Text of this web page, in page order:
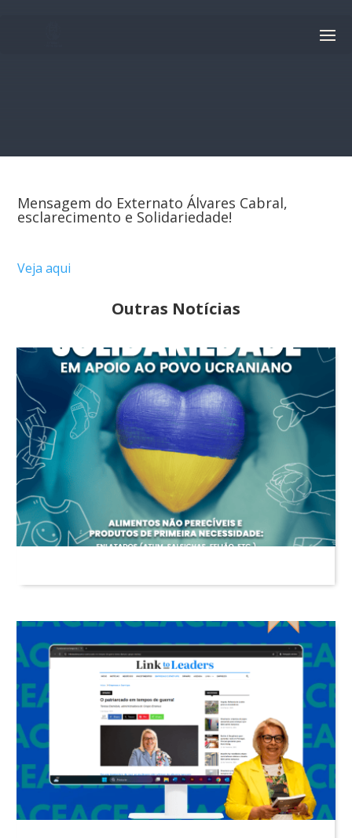
Mensagem do Externato Álvares Cabral,
esclarecimento e Solidariedade!
Veja aqui
Outras Notícias